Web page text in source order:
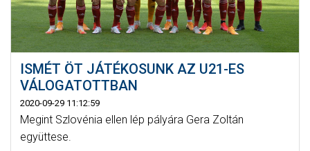
ISMÉT ÖT JÁTÉKOSUNK AZ U21-ES
VÁLOGATOTTBAN
2020-09-29 11:12:59
Megint Szlovénia ellen lép pályára Gera Zoltán
együttese.